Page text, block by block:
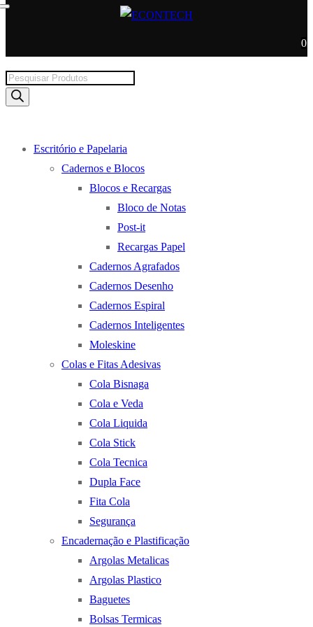
0
Products
search
Escritório e Papelaria
Cadernos e Blocos
Blocos e Recargas
Bloco de Notas
Post-it
Recargas Papel
Cadernos Agrafados
Cadernos Desenho
Cadernos Espiral
Cadernos Inteligentes
Moleskine
Colas e Fitas Adesivas
Cola Bisnaga
Cola e Veda
Cola Liquida
Cola Stick
Cola Tecnica
Dupla Face
Fita Cola
Segurança
Encadernação e Plastificação
Argolas Metalicas
Argolas Plastico
Baguetes
Bolsas Termicas